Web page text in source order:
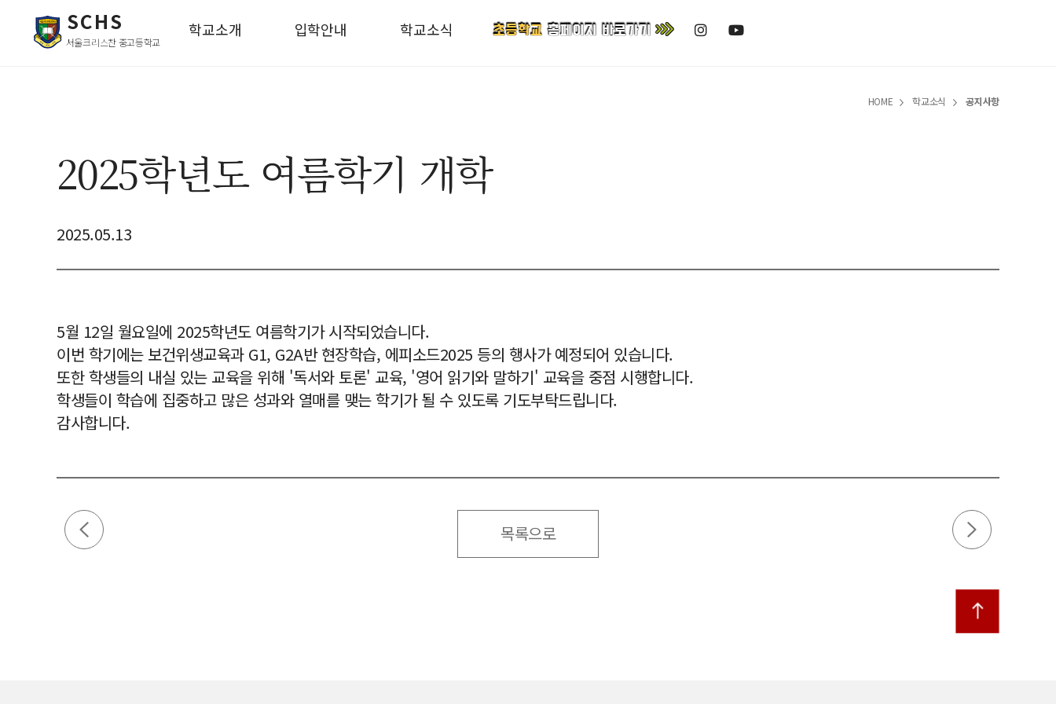
SCHS
서울크리스찬 중고등학교
학교소개 입학안내 학교소식
HOME 학교소식 공지사항
2025학년도 여름학기 개학
2025.05.13
5월 12일 월요일에 2025학년도 여름학기가 시작되었습니다.
이번 학기에는 보건위생교육과 G1, G2A반 현장학습, 에피소드2025 등의 행사가 예정되어 있습니다.
또한 학생들의 내실 있는 교육을 위해 '독서와 토론' 교육, '영어 읽기와 말하기' 교육을 중점 시행합니다.
학생들이 학습에 집중하고 많은 성과와 열매를 맺는 학기가 될 수 있도록 기도부탁드립니다.
감사합니다.
목록으로